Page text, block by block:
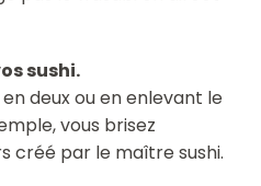
sushi.
deux ou en enlevant le
vous brisez
créé par le maître sushi.